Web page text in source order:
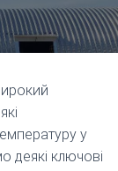
у
деякі ключові